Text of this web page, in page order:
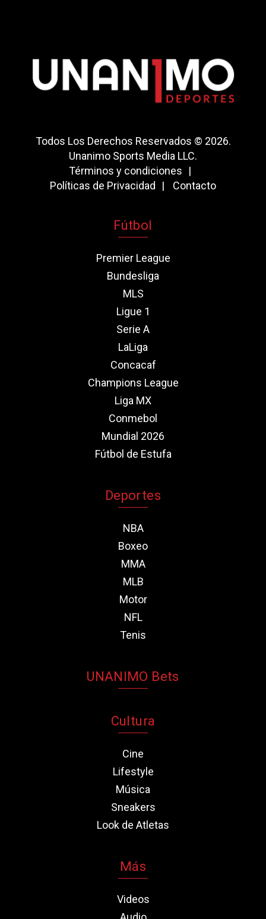
Todos Los Derechos Reservados © 2026.
Unanimo Sports Media LLC.
Términos y condiciones
Políticas de Privacidad
Contacto
Fútbol
Premier League
Bundesliga
MLS
Ligue 1
Serie A
LaLiga
Concacaf
Champions League
Liga MX
Conmebol
Mundial 2026
Fútbol de Estufa
Deportes
NBA
Boxeo
MMA
MLB
Motor
NFL
Tenis
UNANIMO Bets
Cultura
Cine
Lifestyle
Música
Sneakers
Look de Atletas
Más
Videos